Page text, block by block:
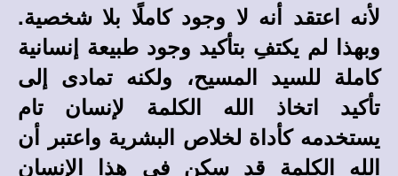
لأنه اعتقد أنه لا وجود كاملًا بلا شخصية.
وبهذا لم يكتفِ بتأكيد وجود طبيعة إنسانية
كاملة للسيد المسيح، ولكنه تمادى إلى
تأكيد اتخاذ الله الكلمة لإنسان تام
يستخدمه كأداة لخلاص البشرية واعتبر أن
الله الكلمة قد سكن في هذا الإنسان